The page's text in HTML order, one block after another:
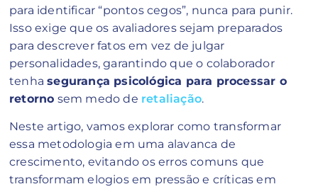
para identificar “pontos cegos”, nunca para punir.
Isso exige que os avaliadores sejam preparados
para descrever fatos em vez de julgar
personalidades, garantindo que o colaborador
tenhasegurança psicológica para processar o
retorno sem medo de retaliação.
Neste artigo, vamos explorar como transformar
essa metodologia em uma alavanca de
crescimento, evitando os erros comuns que
transformam elogios em pressão e críticas em